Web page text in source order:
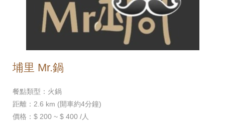
埔里 Mr.鍋
餐點類型：火鍋
距離：2.6 km (開車約4分鐘)
價格：$ 200 ~ $ 400 /人